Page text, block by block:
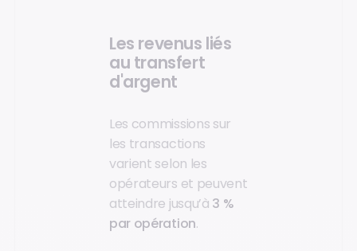
Les revenus liés
au transfert
d'argent
Les commissions sur
les transactions
varient selon les
opérateurs et peuvent
atteindre jusqu’à 3 %
par opération.